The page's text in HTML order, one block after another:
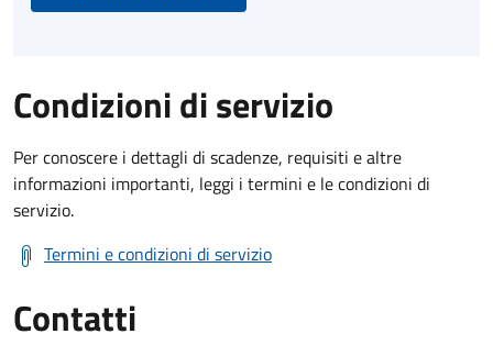
Condizioni di servizio
Per conoscere i dettagli di scadenze, requisiti e altre
informazioni importanti, leggi i termini e le condizioni di
servizio.
Termini e condizioni di servizio
Contatti